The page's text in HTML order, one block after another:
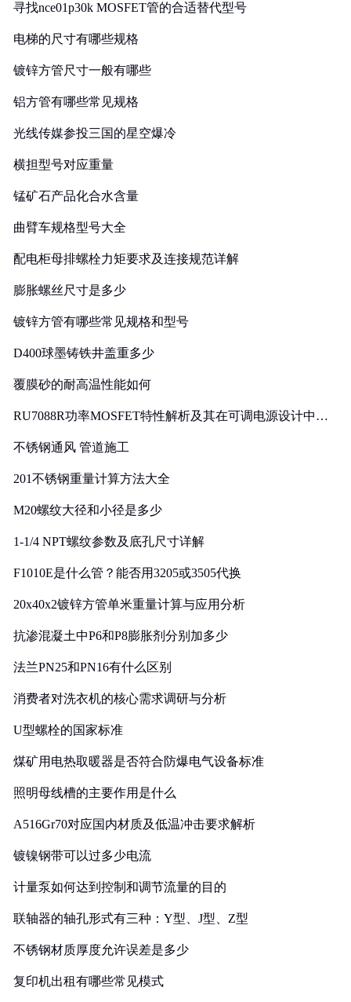
寻找nce01p30k MOSFET管的合适替代型号
电梯的尺寸有哪些规格
镀锌方管尺寸一般有哪些
铝方管有哪些常见规格
光线传媒参投三国的星空爆冷
横担型号对应重量
锰矿石产品化合水含量
曲臂车规格型号大全
配电柜母排螺栓力矩要求及连接规范详解
膨胀螺丝尺寸是多少
镀锌方管有哪些常见规格和型号
D400球墨铸铁井盖重多少
覆膜砂的耐高温性能如何
RU7088R功率MOSFET特性解析及其在可调电源设计中的
不锈钢通风 管道施工
201不锈钢重量计算方法大全
M20螺纹大径和小径是多少
1-1/4 NPT螺纹参数及底孔尺寸详解
F1010E是什么管？能否用3205或3505代换
20x40x2镀锌方管单米重量计算与应用分析
抗渗混凝土中P6和P8膨胀剂分别加多少
法兰PN25和PN16有什么区别
消费者对洗衣机的核心需求调研与分析
U型螺栓的国家标准
煤矿用电热取暖器是否符合防爆电气设备标准
照明母线槽的主要作用是什么
A516Gr70对应国内材质及低温冲击要求解析
镀镍钢带可以过多少电流
计量泵如何达到控制和调节流量的目的
联轴器的轴孔形式有三种：Y型、J型、Z型
不锈钢材质厚度允许误差是多少
复印机出租有哪些常见模式